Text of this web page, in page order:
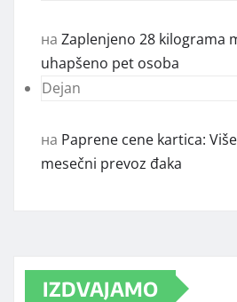
на Zaplenjeno 28 kilograma
uhapšeno pet osoba
Dejan
на Paprene cene kartica:
mesečni prevoz đaka
IZDVAJAMO